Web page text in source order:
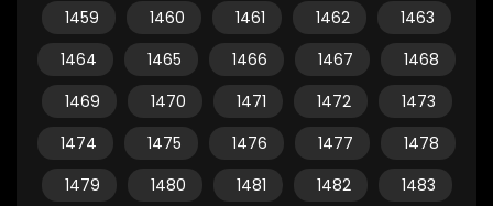
1459
1460 1461 1462
1463
1464
1465 1466 1467
1468
1469
1470 1471 1472
1473
1474
1475 1476 1477
1478
1479
1480 1481 1482
1483